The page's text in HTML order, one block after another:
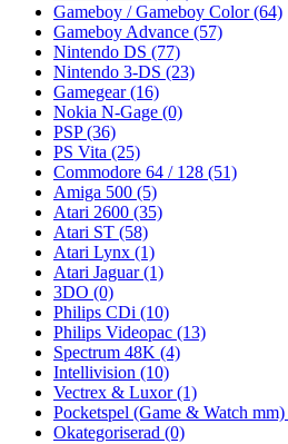
Gameboy / Gameboy Color(64)
Gameboy Advance (57)
Nintendo DS (77)
Nintendo 3-DS (23)
Gamegear(16)
Nokia N-Gage (0)
PSP(36)
PS Vita (25)
Commodore 64 / 128 (51)
Amiga 500 (5)
Atari 2600 (35)
Atari ST (58)
Atari Lynx (1)
Atari Jaguar(1)
3DO (0)
Philips CDi (10)
Philips Videopac (13)
Spectrum 48K (4)
Intellivision (10)
Vectrex & Luxor(1)
Pocketspel (Game & Watch mm)
Okategoriserad (0)